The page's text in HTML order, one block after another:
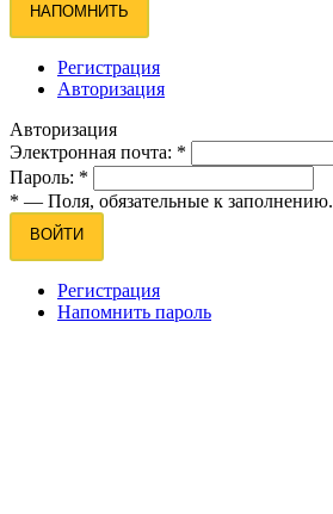
НАПОМНИТЬ
Регистрация
Авторизация
Авторизация
Электронная почта: *
Пароль: *
* — Поля, обязательные к заполнению.
ВОЙТИ
Регистрация
Напомнить пароль